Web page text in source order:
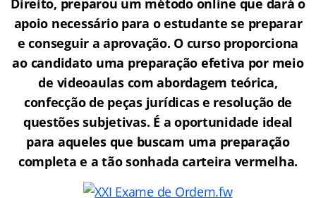
Direito, preparou um método online que dará o
apoio necessário para o estudante se preparar
e conseguir a aprovação. O curso proporciona
ao candidato uma preparação efetiva por meio
de videoaulas com abordagem teórica,
confecção de peças jurídicas e resolução de
questões subjetivas. É a oportunidade ideal
para aqueles que buscam uma preparação
completa e a tão sonhada carteira vermelha.